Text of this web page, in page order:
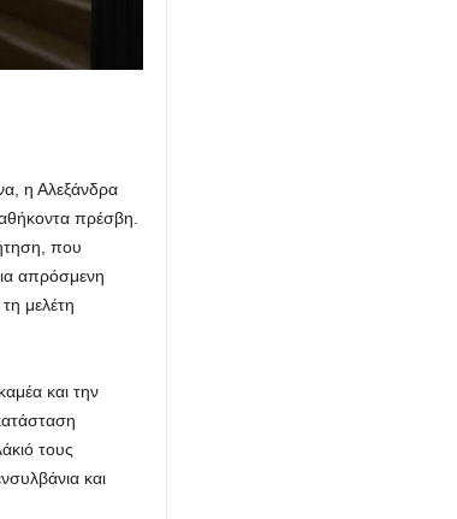
η Αλεξάνδρα
πρέσβη.
που
απρόσμενη
μελέτη
και την
τους
και